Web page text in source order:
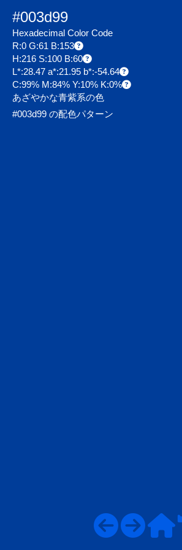
#003d99
Hexadecimal Color Code
R:0 G:61 B:153
H:216 S:100 B:60
L*:28.47 a*:21.95 b*:-54.64
C:99% M:84% Y:10% K:0%
あざやかな青紫系の色
#003d99 の配色パターン